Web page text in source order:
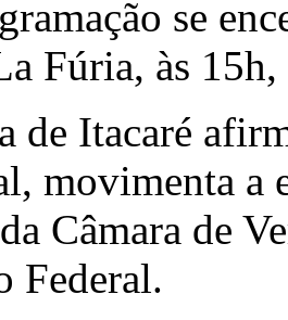
se
Fúria, às
de Itacaré
movimenta a
Câmara de
Federal.